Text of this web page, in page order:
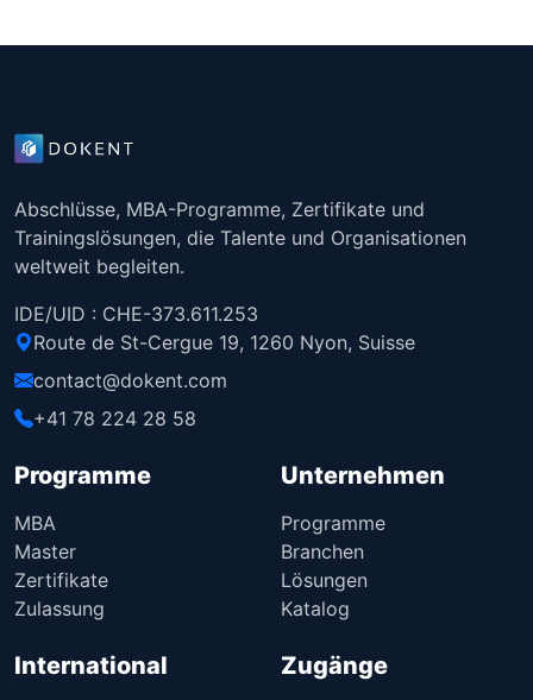
Abschlüsse, MBA-Programme, Zertifikate und
Trainingslösungen, die Talente und Organisationen
weltweit begleiten.
IDE/UID : CHE-373.611.253
Route de St-Cergue 19, 1260 Nyon, Suisse
contact@dokent.com
+41 78 224 28 58
Programme
MBA
Master
Zertifikate
Zulassung
Unternehmen
Programme
Branchen
Lösungen
Katalog
International Zugänge